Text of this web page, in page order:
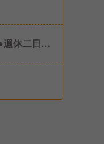
休二日制